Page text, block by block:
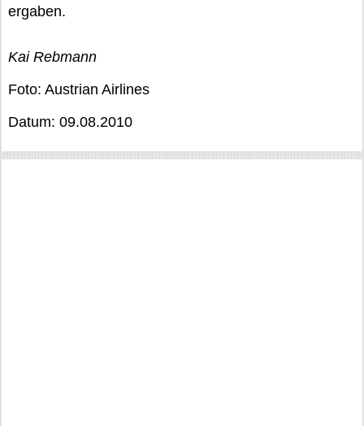
ergaben.
Kai Rebmann
Foto: Austrian Airlines
Datum: 09.08.2010